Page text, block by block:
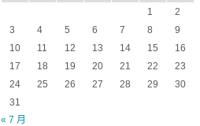
1
2
3
4 5 6 7 8
9
10
11 12 13 14 15
16
17
18 19 20 21 22
23
24
25 26 27 28 29
30
31
« 7 月